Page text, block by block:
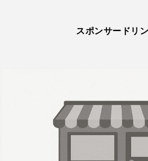
スポンサードリ